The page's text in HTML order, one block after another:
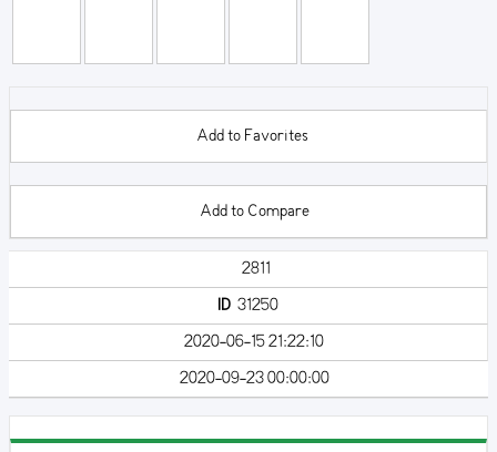
Add to Favorites
Add to Compare
2811
ID 31250
2020-06-15 21:22:10
2020-09-23 00:00:00